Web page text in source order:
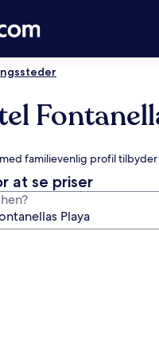
familievenlig profil
at se priser